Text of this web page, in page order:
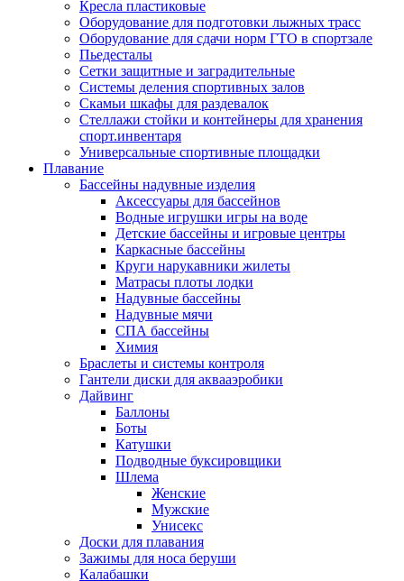
Кресла пластиковые
Оборудование для подготовки лыжных трасс
Оборудование для сдачи норм ГТО в спортзале
Пьедесталы
Сетки защитные и заградительные
Системы деления спортивных залов
Скамьи шкафы для раздевалок
Стеллажи стойки и контейнеры для хранения
спорт.инвентаря
Универсальные спортивные площадки
Плавание
Бассейны надувные изделия
Аксессуары для бассейнов
Водные игрушки игры на воде
Детские бассейны и игровые центры
Каркасные бассейны
Круги нарукавники жилеты
Матрасы плоты лодки
Надувные бассейны
Надувные мячи
СПА бассейны
Химия
Браслеты и системы контроля
Гантели диски для аквааэробики
Дайвинг
Баллоны
Боты
Катушки
Подводные буксировщики
Шлема
Женские
Мужские
Унисекс
Доски для плавания
Зажимы для носа беруши
Калабашки